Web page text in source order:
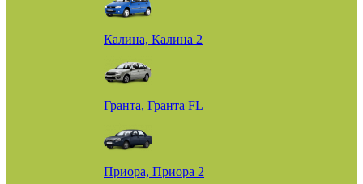
Калина, Калина 2
Гранта, Гранта FL
Приора, Приора 2